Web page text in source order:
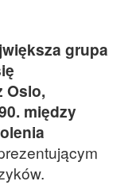
grupa
Oslo,
między